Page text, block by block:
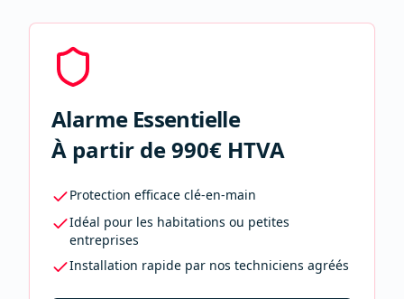
Alarme Essentielle
À partir de 990€ HTVA
Protection efficace clé-en-main
Idéal pour les habitations ou petites
entreprises
Installation rapide par nos techniciens agréés